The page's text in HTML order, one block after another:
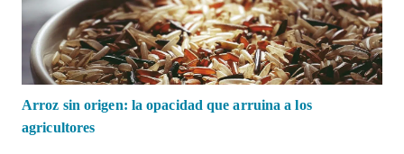
Arroz sin origen: la opacidad que arruina a los
agricultores